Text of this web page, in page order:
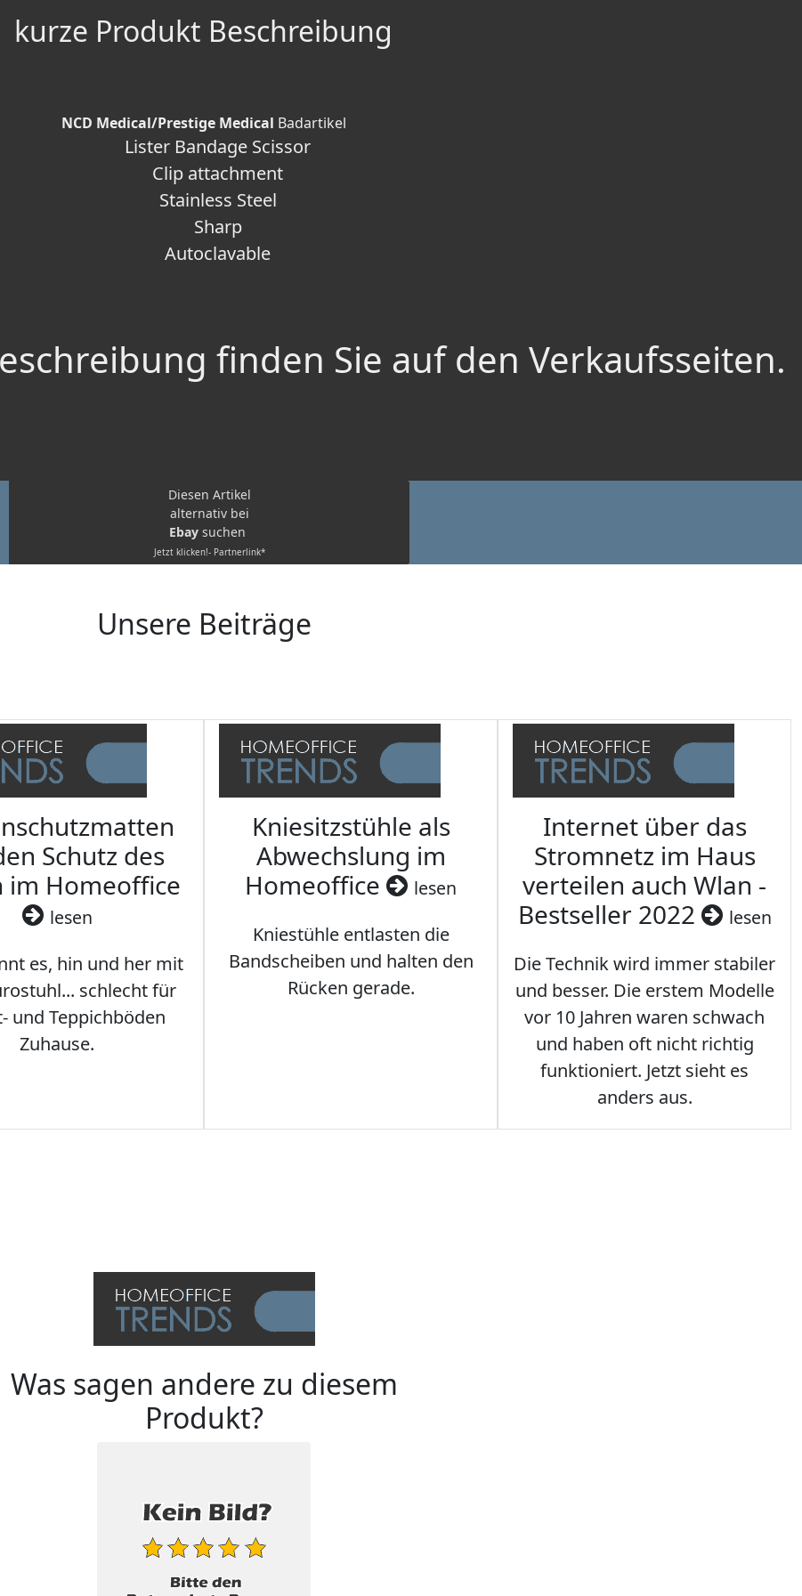
kurze Produkt Beschreibung
NCD Medical/Prestige Medical Badartikel
Lister Bandage Scissor
Clip attachment
Stainless Steel
Sharp
Autoclavable
finden Sie auf den Verkaufsseiten.
Diesen Artikel
alternativ bei
Ebay suchen
Jetzt klicken!- Partnerlink*
Unsere Beiträge
Schutz des
im Homeoffice
lesen
es, hin und her mit
schlecht für
und Teppichböden
Zuhause.
Kniesitzstühle als
Abwechslung im
Homeoffice
lesen
Kniestühle entlasten die
Bandscheiben und halten den
Rücken gerade.
Internet über das
Stromnetz im Haus
verteilen auch Wlan -
Bestseller 2022
lesen
Die Technik wird immer stabiler
und besser. Die erstem Modelle
vor 10 Jahren waren schwach
und haben oft nicht richtig
funktioniert. Jetzt sieht es
anders aus.
Was sagen andere zu diesem
Produkt?